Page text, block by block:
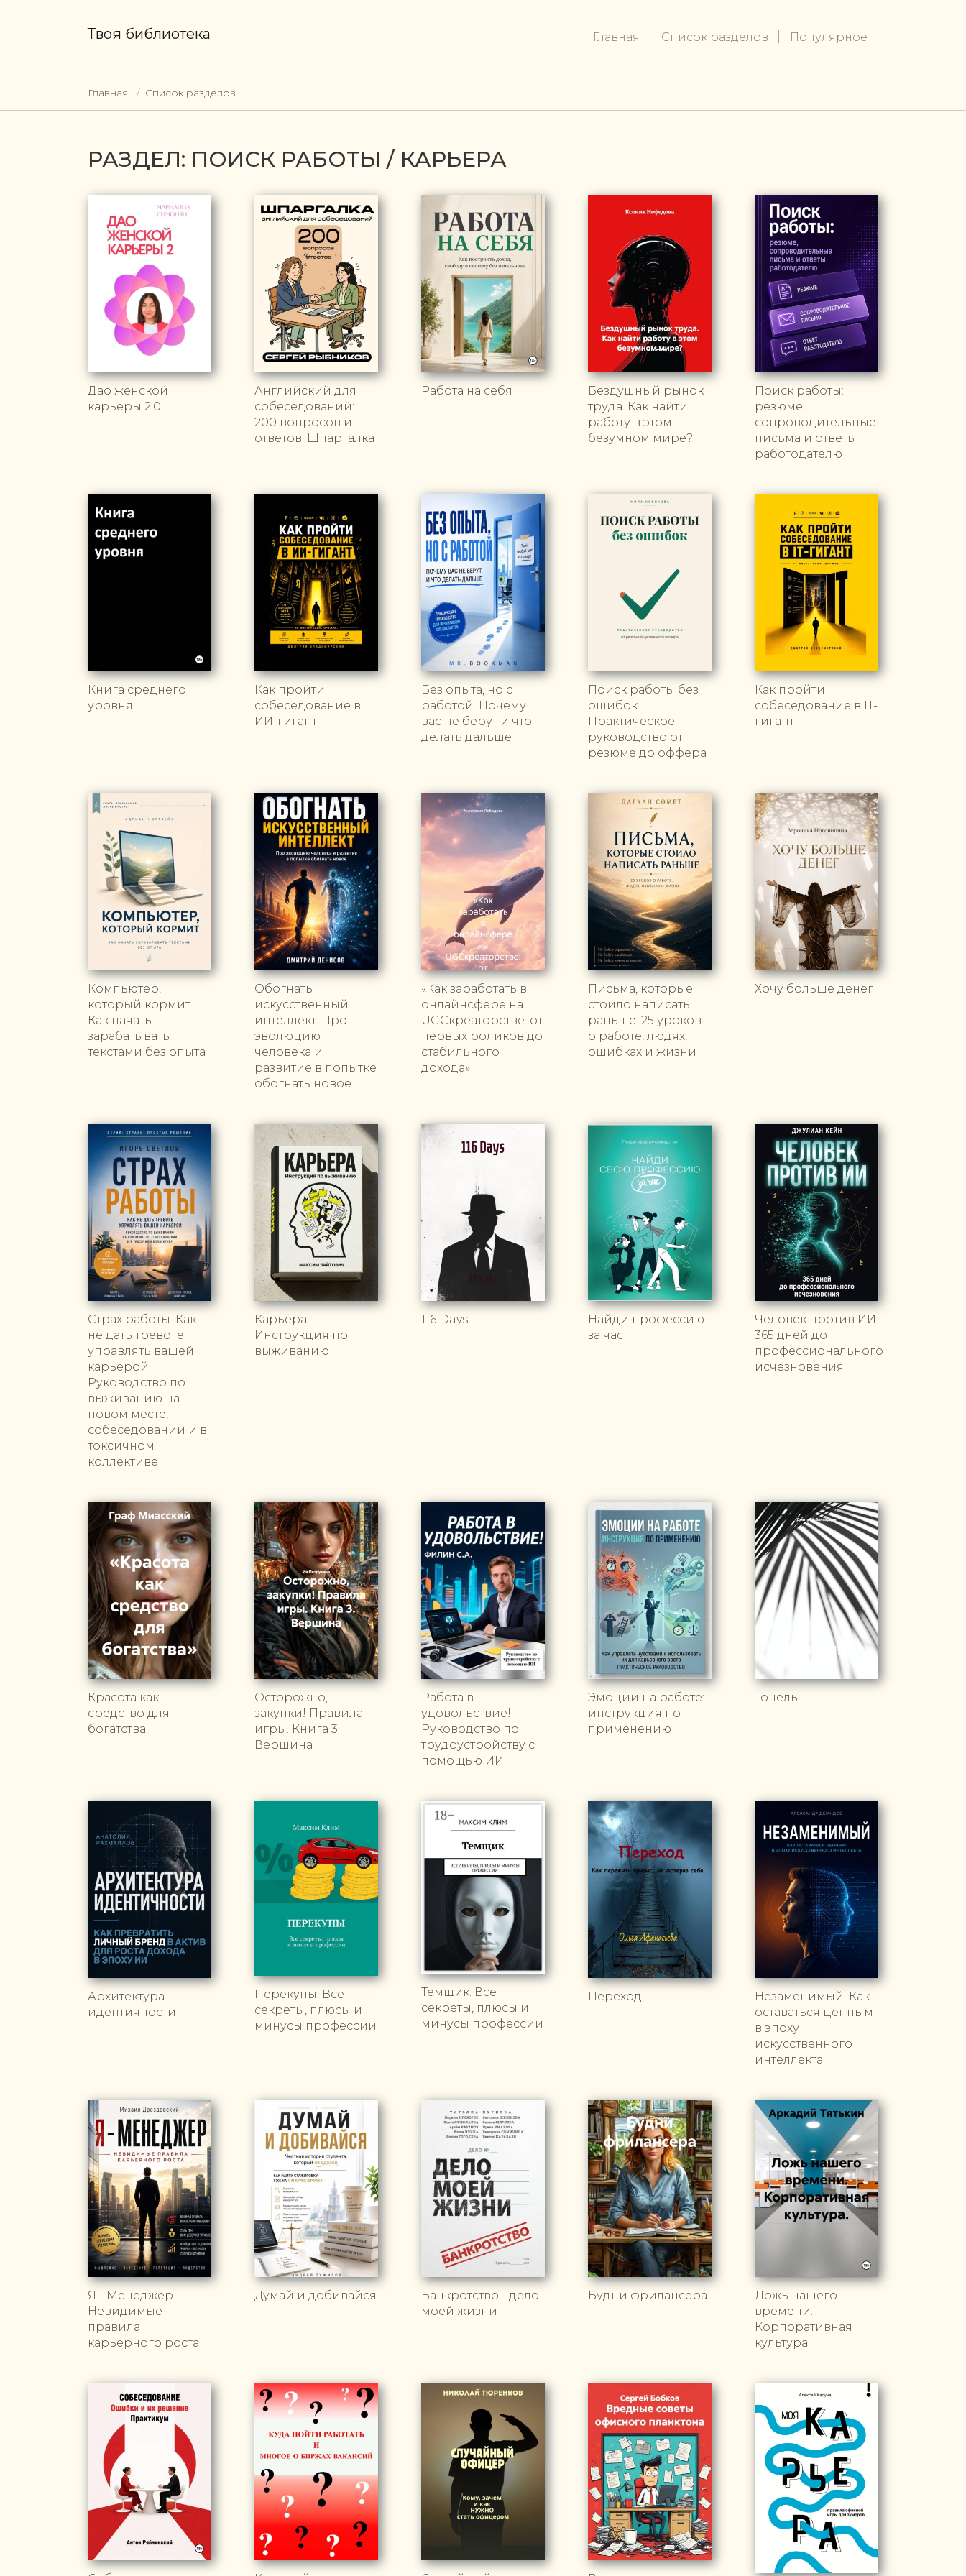
Твоя библиотека Главная Список разделов Популярное
Главная Список разделов
РАЗДЕЛ: ПОИСК РАБОТЫ / КАРЬЕРА
Дао женской
карьеры 2.0
Английский для
собеседований:
200 вопросов и
ответов. Шпаргалка
Работа на себя
Бездушный рынок
труда. Как найти
работу в этом
безумном мире?
Поиск работы:
резюме,
сопроводительные
письма и ответы
работодателю
Книга среднего
уровня
Как пройти
собеседование в
ИИ-гигант
Без опыта, но с
работой. Почему
вас не берут и что
делать дальше
Поиск работы без
ошибок.
Практическое
руководство от
резюме до оффера
Как пройти
собеседование в IT-
гигант
Компьютер,
который кормит.
Как начать
зарабатывать
текстами без опыта
Обогнать
искусственный
интеллект. Про
эволюцию
человека и
развитие в попытке
обогнать новое
«Как заработать в
онлайнсфере на
UGCкреаторстве: от
первых роликов до
стабильного
дохода»
Письма, которые
стоило написать
раньше. 25 уроков
о работе, людях,
ошибках и жизни
Хочу больше денег
Страх работы. Как
не дать тревоге
управлять вашей
карьерой.
Руководство по
выживанию на
новом месте,
собеседовании и в
токсичном
коллективе
Карьера.
Инструкция по
выживанию
116 Days
Найди профессию
за час
Человек против ИИ:
365 дней до
профессионального
исчезновения
Красота как
средство для
богатства
Осторожно,
закупки! Правила
игры. Книга 3.
Вершина
Работа в
удовольствие!
Руководство по
трудоустройству с
помощью ИИ
Эмоции на работе:
инструкция по
применению
Тонель
Архитектура
идентичности
Перекупы. Все
секреты, плюсы и
минусы профессии
Темщик. Все
секреты, плюсы и
минусы профессии
Переход
Незаменимый. Как
оставаться ценным
в эпоху
искусственного
интеллекта
Я - Менеджер.
Невидимые
правила
карьерного роста
Думай и добивайся
Банкротство - дело
моей жизни
Будни фрилансера
Ложь нашего
времени.
Корпоративная
культура.